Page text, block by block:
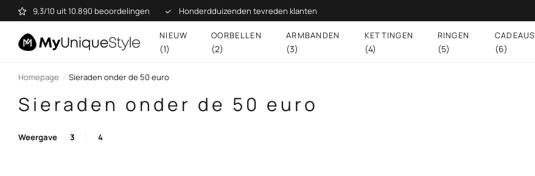
9,3/10 uit 10.890 beoordelingen Honderdduizenden tevreden klanten
NIEUW
(1)
OORBELLEN
(2)
ARMBANDEN
(3)
KETTINGEN
(4)
RINGEN
(5)
CADEAUS
(6)
Homepage Sieraden onder de 50 euro
Sieraden onder de 50 euro
Weergave 3
4